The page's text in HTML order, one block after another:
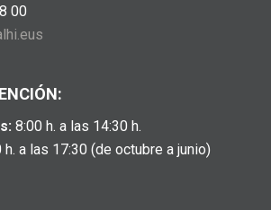
00
8:00 h. a las 14:30 h.
h. a las 17:30 (de octubre a junio)